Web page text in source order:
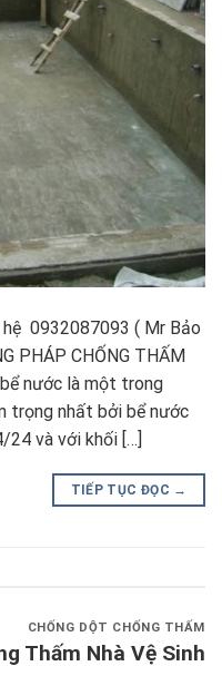
0932087093 ( Mr Bảo
PHÁP CHỐNG THẤM
bể nước là một trong
trọng nhất bởi bể nước
24 và với khối […]
TIẾP TỤC ĐỌC →
CHỐNG DỘT CHỐNG THẤM
Thấm Nhà Vệ Sinh